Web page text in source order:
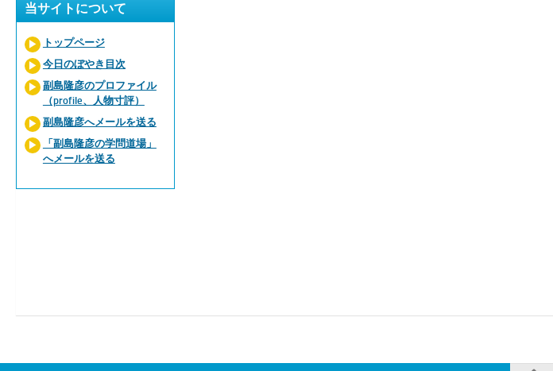
当サイトについて
トップページ
今日のぼやき目次
副島隆彦のプロファイル
（profile、人物寸評）
副島隆彦へメールを送る
「副島隆彦の学問道場」
へメールを送る